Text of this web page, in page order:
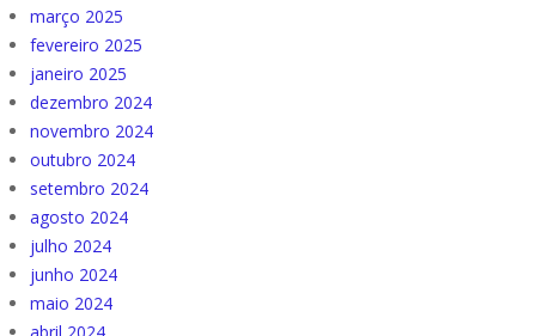
março 2025
fevereiro 2025
janeiro 2025
dezembro 2024
novembro 2024
outubro 2024
setembro 2024
agosto 2024
julho 2024
junho 2024
maio 2024
abril 2024